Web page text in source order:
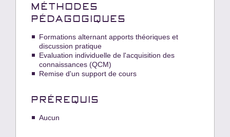
MÉTHODES
PÉDAGOGIQUES
Formations alternant apports théoriques et
discussion pratique
Evaluation individuelle de l'acquisition des
connaissances (QCM)
Remise d'un support de cours
PRÉREQUIS
Aucun